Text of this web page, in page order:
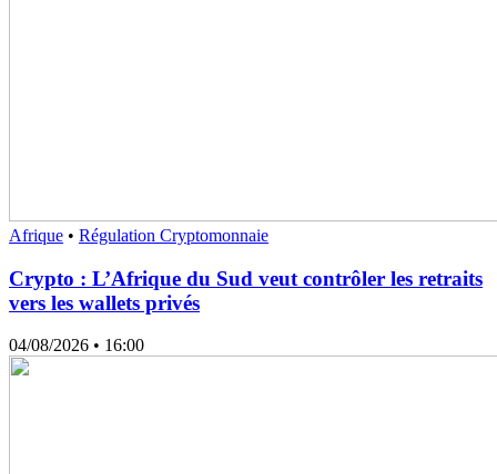
Afrique • Régulation Cryptomonnaie
Crypto : L’Afrique du Sud veut contrôler les retraits
vers les wallets privés
04/08/2026 • 16:00